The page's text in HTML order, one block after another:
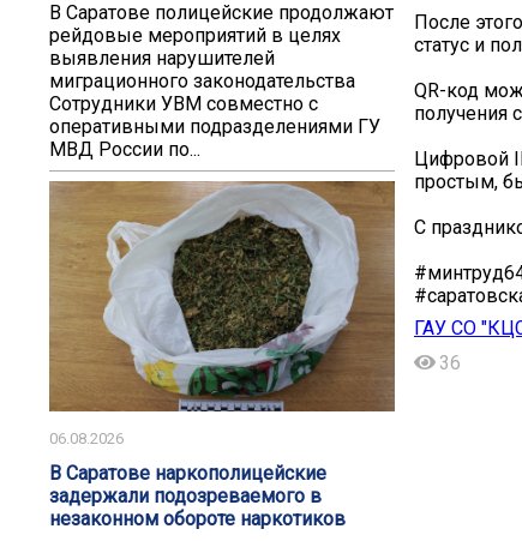
В Саратове полицейские продолжают
рейдовые мероприятий в целях
выявления нарушителей
миграционного законодательства
Сотрудники УВМ совместно с
оперативными подразделениями ГУ
МВД России по...
06.08.2026
В Саратове наркополицейские
задержали подозреваемого в
незаконном обороте наркотиков
После
статус и
QR-код
получения
Цифровой
простым,
️С
ГАУ СО
36